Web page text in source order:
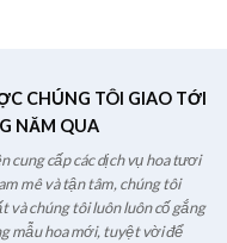
CHÚNG TÔI GIAO TỚI
NĂM QUA
cung cấp các dịch vụ hoa tươi
mê và tận tâm, chúng tôi
và chúng tôi luôn luôn cố gắng
mẫu hoa mới, tuyệt vời để